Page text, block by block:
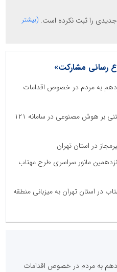
جدیدی را ثبت نکرده است. (بیشتر
رسانی مشارکت»
به مردم در خصوص اقدامات
رونمایی از پاسخگویی هوشمند مبتنی بر هوش مصنوعی در سامانه ۱۲۱
در پانزدهمین مانور سراسری طرح مهتاب
در استان تهران به میزبانی منطقه
به مردم در خصوص اقدامات